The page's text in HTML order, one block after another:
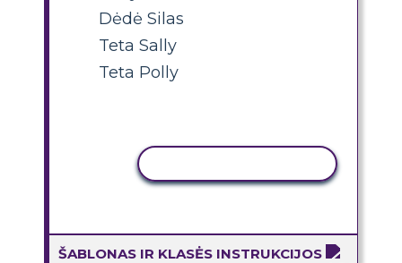
Dėdė Silas
Teta Sally
Teta Polly
ŠABLONAS IR KLASĖS INSTRUKCIJOS